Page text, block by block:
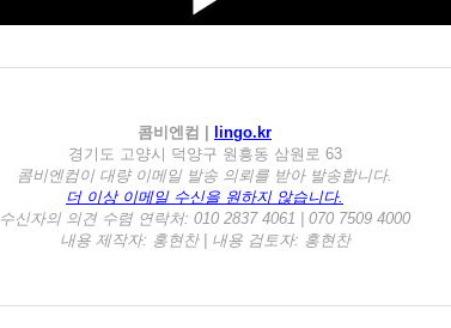
콤비엔컴 |
lingo.kr
경기도 고양시 덕양구 원흥동 삼원로 63
콤비엔컴이 대량 이메일 발송 의뢰를 받아 발송합니다.
더 이상 이메일 수신을 원하지 않습니다.
수신자의 의견 수렴 연락처: 010 2837 4061 | 070 7509 4000
내용 제작자: 홍현찬 | 내용 검토자: 홍현찬